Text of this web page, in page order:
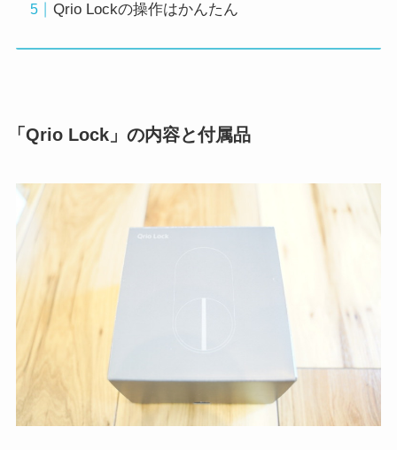
Qrio Lockの操作はかんたん
「Qrio Lock」の内容と付属品